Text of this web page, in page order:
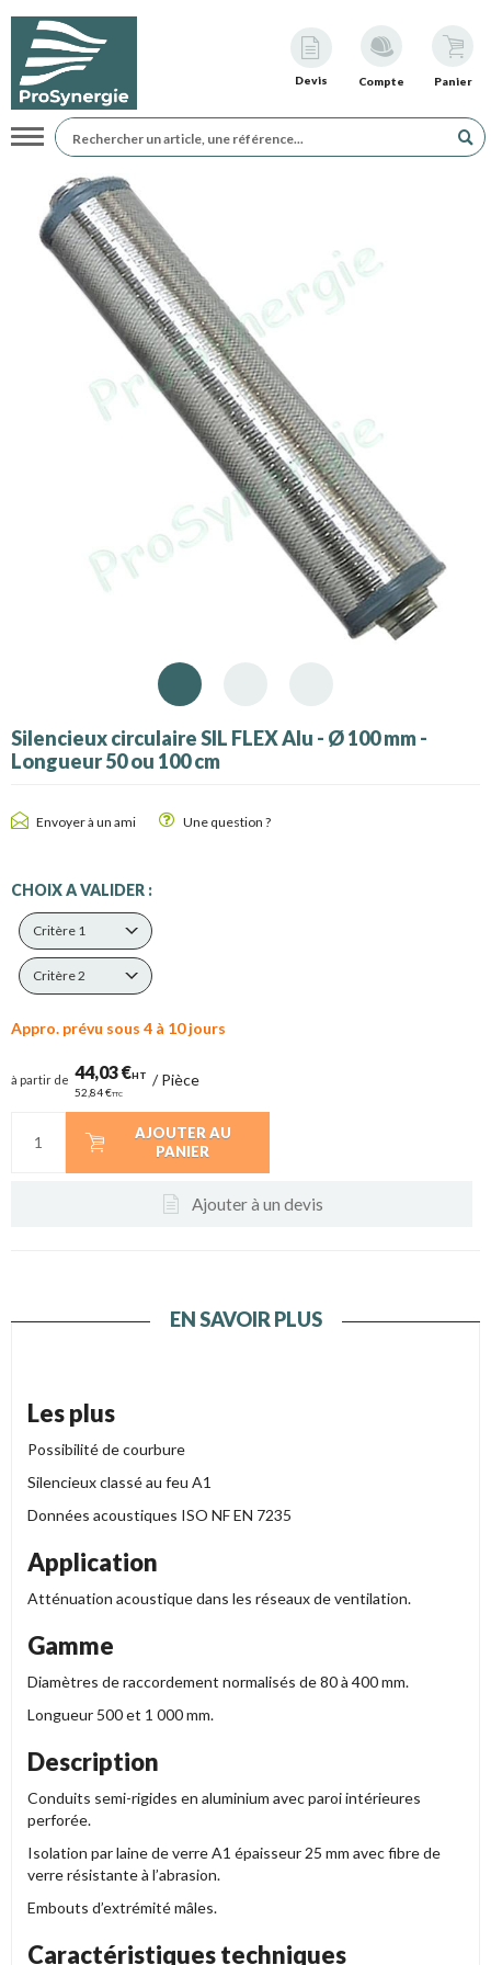
Devis Compte Panier
Navigation
Silencieux circulaire SIL FLEX Alu - Ø 100 mm -
Longueur 50 ou 100 cm
Envoyer à un ami Une question ?
CHOIX A VALIDER :
Critère 1
Critère 2
Appro. prévu sous 4 à 10 jours
à partir de 44,03 €HT
52,84 €TTC
/Pièce
AJOUTER AU
PANIER
Ajouter à un devis
EN SAVOIR PLUS
Les plus
Possibilité de courbure
Silencieux classé au feu A1
Données acoustiques ISO NF EN 7235
Application
Atténuation acoustique dans les réseaux de ventilation.
Gamme
Diamètres de raccordement normalisés de 80 à 400 mm.
Longueur 500 et 1 000 mm.
Description
Conduits semi-rigides en aluminium avec paroi intérieures
perforée.
Isolation par laine de verre A1 épaisseur 25 mm avec fibre de
verrerésistante à l’abrasion.
Embouts d’extrémité mâles.
Caractéristiques techniques